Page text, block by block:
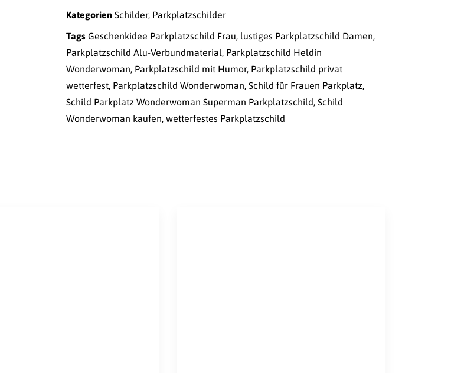
Kategorien Schilder, Parkplatzschilder
Tags Geschenkidee Parkplatzschild Frau, lustiges Parkplatzschild Damen,
Parkplatzschild Alu-Verbundmaterial, Parkplatzschild Heldin
Wonderwoman, Parkplatzschild mit Humor, Parkplatzschild privat
wetterfest, Parkplatzschild Wonderwoman, Schild für Frauen Parkplatz,
Schild Parkplatz Wonderwoman Superman Parkplatzschild, Schild
Wonderwoman kaufen, wetterfestes Parkplatzschild